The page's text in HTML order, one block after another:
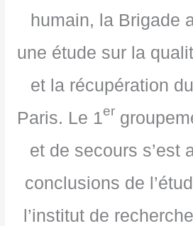
humain, la Brigade
une étude sur la
et la récupération
Paris. Le 1er
et de secours s’est
conclusions de
l’institut de